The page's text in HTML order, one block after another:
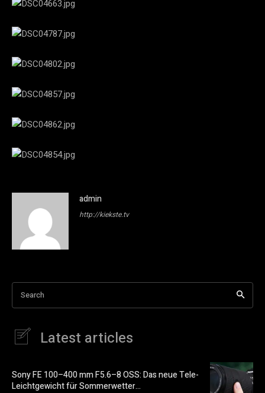
admin
http://kiekste.tv
Search
Latest articles
Sony FE 100–400 mm F5.6–8 OSS: Das neue Tele-
Leichtgewicht für Sommerwetter…